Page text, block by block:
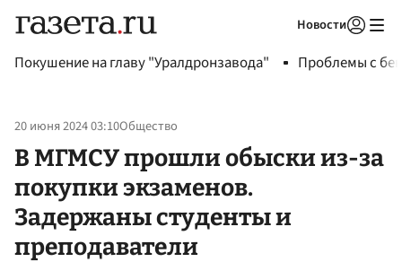
Новости
Покушение на главу "Уралдронзавода" Проблемы с
20 июня 2024 03:10Общество
В МГМСУ прошли обыски из-за
покупки экзаменов.
Задержаны студенты и
преподаватели